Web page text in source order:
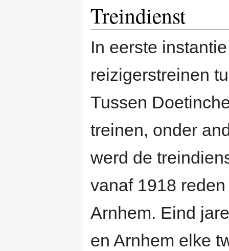
Treindienst
In eerste
reizigerstreinen
Tussen
treinen, onder
werd de
vanaf 1918
Arnhem. Eind
en Arnhem elke